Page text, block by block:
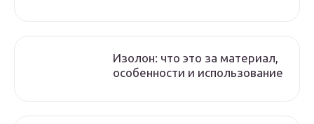
Изолон: что это за материал,
особенности и использование